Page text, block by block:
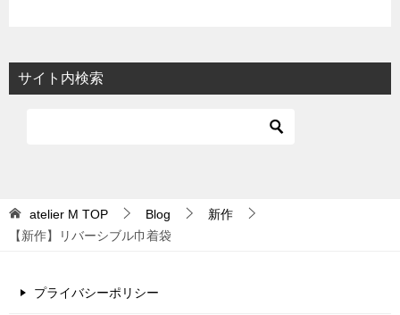
サイト内検索
atelier M TOP Blog
新作
【新作】リバーシブル巾着袋
プライバシーポリシー